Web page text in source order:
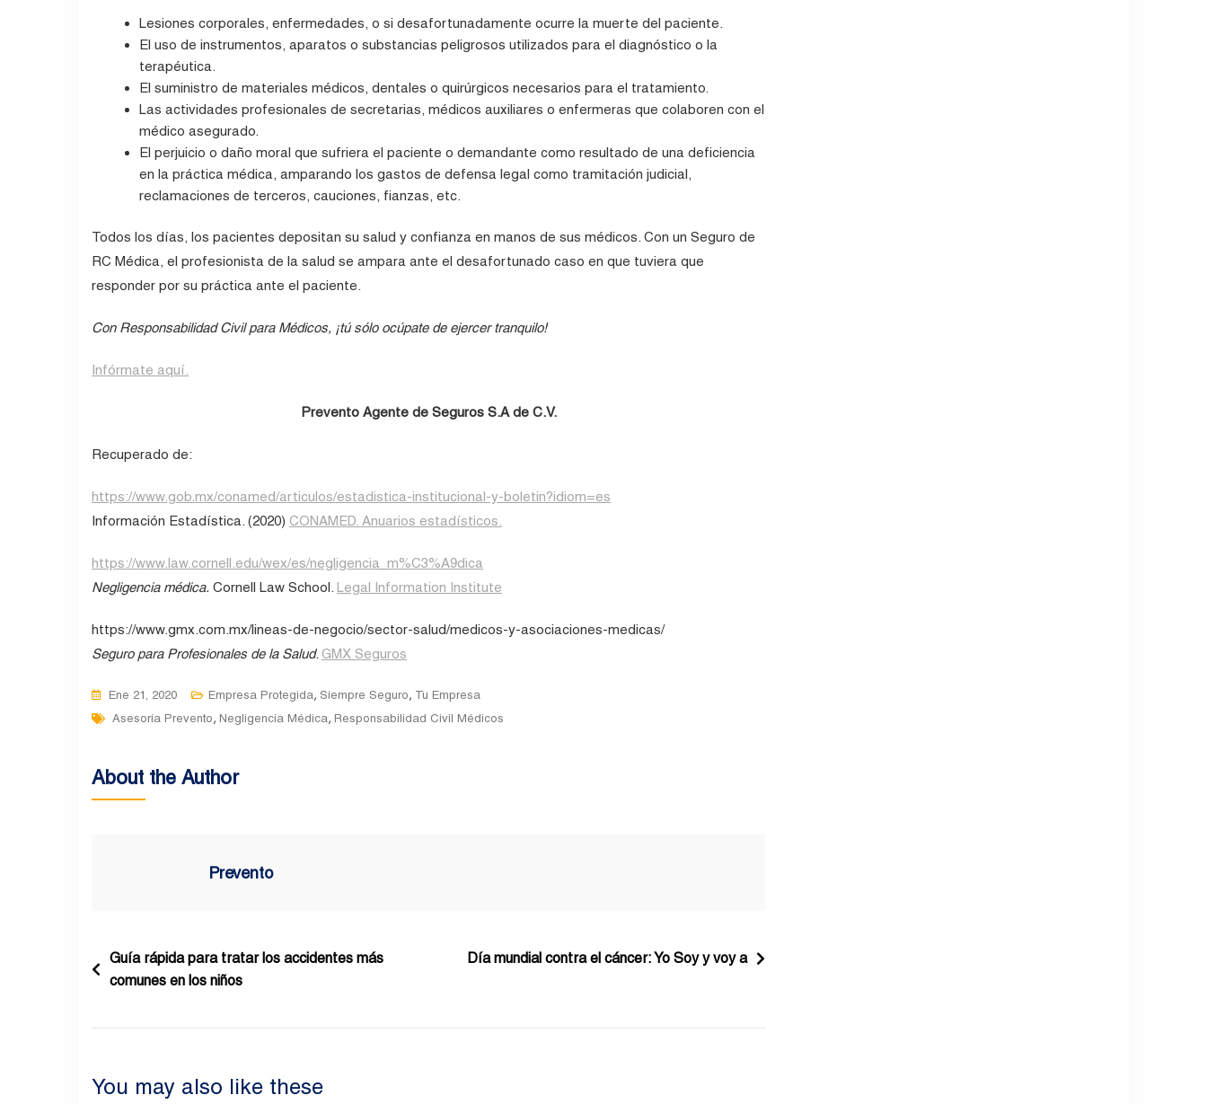
Lesiones corporales, enfermedades, o si desafortunadamente ocurre la muerte del paciente.
El uso de instrumentos, aparatos o substancias peligrosos utilizados para el diagnóstico o la
terapéutica.
El suministro de materiales médicos, dentales o quirúrgicos necesarios para el tratamiento.
Las actividades profesionales de secretarias, médicos auxiliares o enfermeras que colaboren con el
médico asegurado.
El perjuicio o daño moral que sufriera el paciente o demandante como resultado de una deficiencia
en la práctica médica, amparando los gastos de defensa legal como tramitación judicial,
reclamaciones de terceros, cauciones, fianzas, etc.
Todos los días, los pacientes depositan su salud y confianza en manos de sus médicos. Con un Seguro de
RC Médica, el profesionista de la salud se ampara ante el desafortunado caso en que tuviera que
responder por su práctica ante el paciente.
Con Responsabilidad Civil para Médicos, ¡tú sólo ocúpate de ejercer tranquilo!
Infórmate aquí.
Prevento Agente de Seguros S.A de C.V.
Recuperado de:
https://www.gob.mx/conamed/articulos/estadistica-institucional-y-boletin?idiom=es
Información Estadística. (2020) CONAMED. Anuarios estadísticos.
https://www.law.cornell.edu/wex/es/negligencia_m%C3%A9dica
Negligencia médica. Cornell Law School. Legal Information Institute
https://www.gmx.com.mx/lineas-de-negocio/sector-salud/medicos-y-asociaciones-medicas/
Seguro para Profesionales de la Salud. GMX Seguros
Ene 21, 2020 Empresa Protegida, Siempre Seguro, Tu Empresa
Tags
Asesoría Prevento, Negligencia Médica, Responsabilidad Civil Médicos
About the Author
Prevento
Navegación
de
Guía rápida para tratar los accidentes más
comunes en los niños
Día mundial contra el cáncer: Yo Soy y voy a
You may also like these